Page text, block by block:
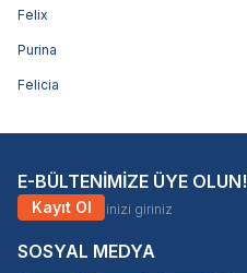
Felix
Purina
Felicia
E-BÜLTENİMİZE ÜYE OLUN!
Kayıt Ol
SOSYAL MEDYA